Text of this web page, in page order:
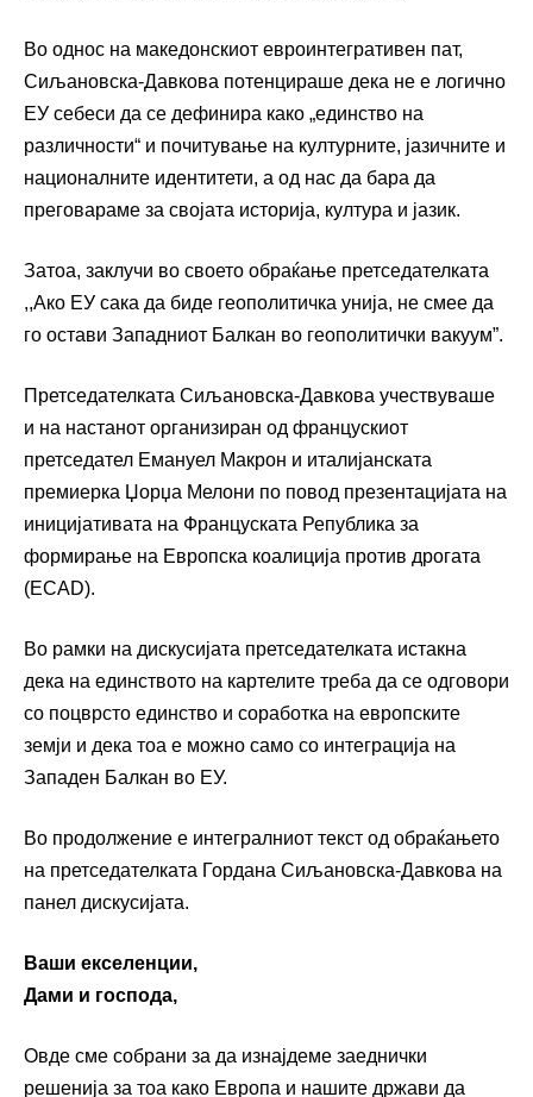
Во однос на македонскиот евроинтегративен пат,
Сиљановска-Давкова потенцираше дека не е логично
ЕУ себеси да се дефинира како „единство на
различности“ и почитување на културните, јазичните и
националните идентитети, а од нас да бара да
преговараме за својата историја, култура и јазик.
Затоа, заклучи во своето обраќање претседателката
,,Ако ЕУ сака да биде геополитичка унија, не смее да
го остави Западниот Балкан во геополитички вакуум”.
Претседателката Сиљановска-Давкова учествуваше
и на настанот организиран од францускиот
претседател Емануел Макрон и италијанската
премиерка Џорџа Мелони по повод презентацијата на
иницијативата на Француската Република за
формирање на Европска коалиција против дрогата
(ECAD).
Во рамки на дискусијата претседателката истакна
дека на единството на картелите треба да се одговори
со поцврсто единство и соработка на европските
земји и дека тоа е можно само со интеграција на
Западен Балкан во ЕУ.
Во продолжение е интегралниот текст од обраќањето
на претседателката Гордана Сиљановска-Давкова на
панел дискусијата.
Ваши екселенции,
Дами и господа,
Овде сме собрани за да изнајдеме заеднички
решенија за тоа како Европа и нашите држави да